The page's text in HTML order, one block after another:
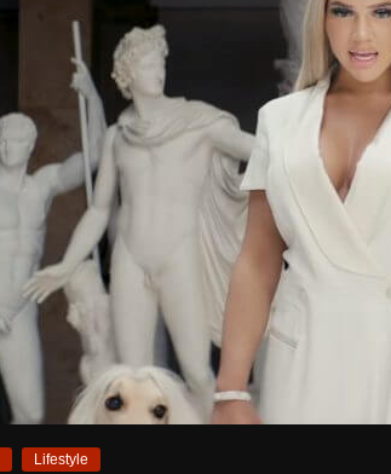
Lifestyle